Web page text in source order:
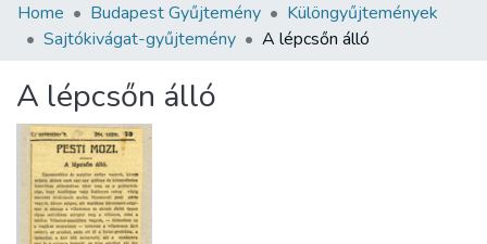
Communities & Collections
Statistics
About us
Home Budapest Gyűjtemény
Különgyűjtemények
Sajtókivágat-gyűjtemény
A lépcsőn álló
A lépcsőn álló